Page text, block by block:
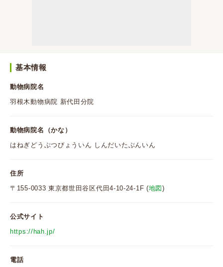
基本情報
動物病院名
羽根木動物病院 新代田分院
動物病院名（かな）
はねぎどうぶつびょういん しんだいたぶんいん
住所
〒155-0033 東京都世田谷区代田4-10-24-1F (地図)
公式サイト
https://hah.jp/
電話